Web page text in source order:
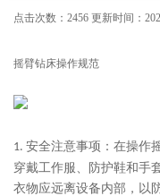
点击次数：2456 更新时间：
摇臂钻床操作规范
1. 安全注意事项：在操作
穿戴工作服、防护鞋和手
衣物应远离设备内部，以